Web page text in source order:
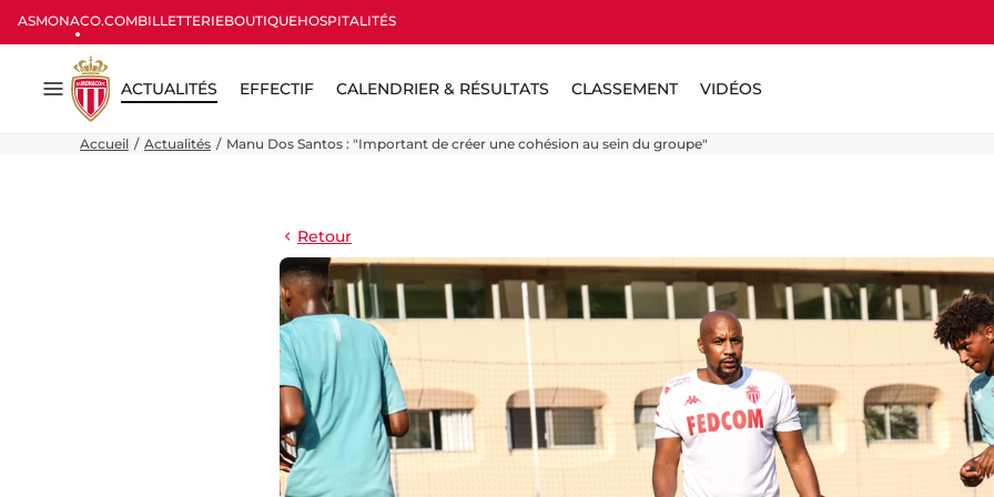
ASMONACO.COMBILLETTERIEBOUTIQUEHOSPITALITÉS
Menu
ACTUALITÉS EFFECTIF CALENDRIER & RÉSULTATS CLASSEMENT VIDÉOS
Accueil Actualités Manu Dos Santos : "Important de créer une cohésion au sein du groupe"
Retour